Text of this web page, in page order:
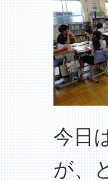
今日
が、